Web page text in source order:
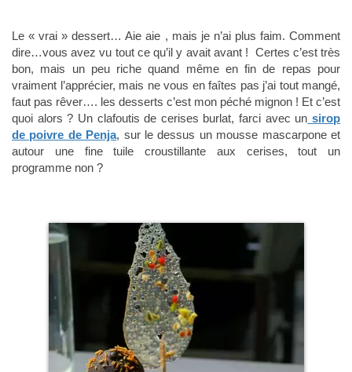
Le « vrai » dessert… Aie aie , mais je n’ai plus faim. Comment
dire…vous avez vu tout ce qu’il y avait avant ! Certes c’est très
bon, mais un peu riche quand même en fin de repas pour
vraiment l’apprécier, mais ne vous en faîtes pas j’ai tout mangé,
faut pas rêver…. les desserts c’est mon péché mignon ! Et c’est
quoi alors ? Un clafoutis de cerises burlat, farci avec un sirop
de poivre de Penja, sur le dessus un mousse mascarpone et
autour une fine tuile croustillante aux cerises, tout un
programme non ?